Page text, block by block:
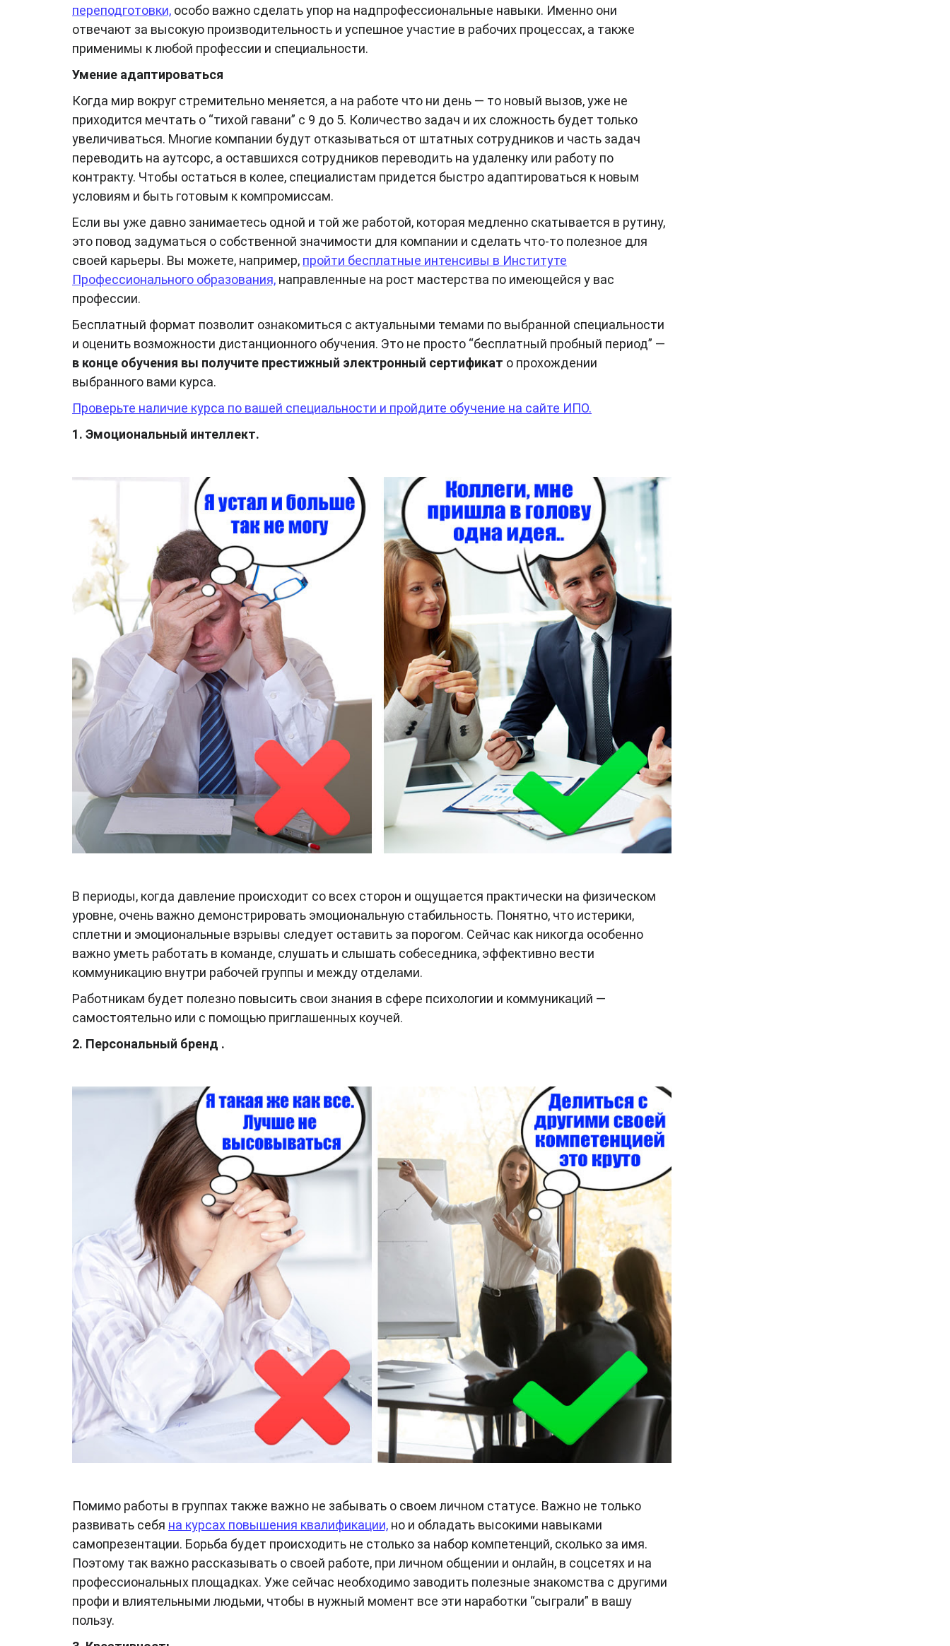
переподготовки, особо важно сделать упор на надпрофессиональные навыки. Именно они
отвечают за высокую производительность и успешное участие в рабочих процессах, а также
применимы к любой профессии и специальности.
Умение адаптироваться
Когда мир вокруг стремительно меняется, а на работе что ни день — то новый вызов, уже не
приходится мечтать о “тихой гавани” с 9 до 5. Количество задач и их сложность будет только
увеличиваться. Многие компании будут отказываться от штатных сотрудников и часть задач
переводить на аутсорс, а оставшихся сотрудников переводить на удаленку или работу по
контракту. Чтобы остаться в колее, специалистам придется быстро адаптироваться к новым
условиям и быть готовым к компромиссам.
Если вы уже давно занимаетесь одной и той же работой, которая медленно скатывается в рутину,
это повод задуматься о собственной значимости для компании и сделать что-то полезное для
своей карьеры. Вы можете, например, пройти бесплатные интенсивы в Институте
Профессионального образования, направленные на рост мастерства по имеющейся у вас
профессии.
Бесплатный формат позволит ознакомиться с актуальными темами по выбранной специальности
и оценить возможности дистанционного обучения. Это не просто “бесплатный пробный период” —
в конце обучения вы получите престижный электронный сертификат о прохождении
выбранного вами курса.
Проверьте наличие курса по вашей специальности и пройдите обучение на сайте ИПО.
1. Эмоциональный интеллект.
В периоды, когда давление происходит со всех сторон и ощущается практически на физическом
уровне, очень важно демонстрировать эмоциональную стабильность. Понятно, что истерики,
сплетни и эмоциональные взрывы следует оставить за порогом. Сейчас как никогда особенно
важно уметь работать в команде, слушать и слышать собеседника, эффективно вести
коммуникацию внутри рабочей группы и между отделами.
Работникам будет полезно повысить свои знания в сфере психологии и коммуникаций —
самостоятельно или с помощью приглашенных коучей.
2. Персональный бренд .
Помимо работы в группах также важно не забывать о своем личном статусе. Важно не только
развивать себя на курсах повышения квалификации, но и обладать высокими навыками
самопрезентации. Борьба будет происходить не столько за набор компетенций, сколько за имя.
Поэтому так важно рассказывать о своей работе, при личном общении и онлайн, в соцсетях и на
профессиональных площадках. Уже сейчас необходимо заводить полезные знакомства с другими
профи и влиятельными людьми, чтобы в нужный момент все эти наработки “сыграли” в вашу
пользу.